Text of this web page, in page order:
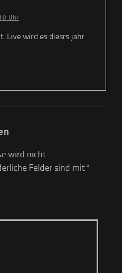
Uhr
Live wird es diesrs jahr
wird nicht
Felder sind mit *